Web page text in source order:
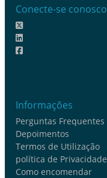
Conecte-se conosco
Informações
Perguntas Frequentes
Depoimentos
Termos de Utilização
política de Privacidade
Como encomendar